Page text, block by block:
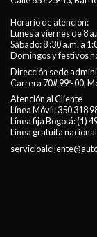
Horario de atención:
Lunes a viernes de 8
Sábado: 8 :30 a.m. a
Domingos y festivos
Dirección sede
Carrera 70# 99ª-00,
Atención al Cliente
Línea Móvil:350 318
Línea fija Bogotá:(1)
Línea gratuita